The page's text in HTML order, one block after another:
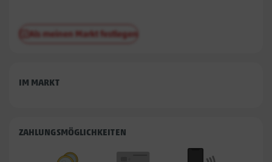
Als meinen Markt festlegen
IM MARKT
ZAHLUNGSMÖGLICHKEITEN